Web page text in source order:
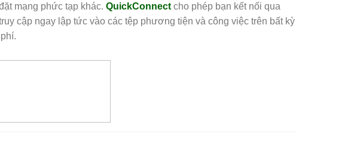
mạng phức tạp khác. QuickConnect cho phép bạn kết nối qua
cập ngay lập tức vào các tệp phương tiện và công việc trên bất kỳ